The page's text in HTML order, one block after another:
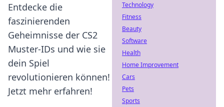
Entdecke die
faszinierenden
Geheimnisse der CS2
Muster-IDs und wie sie
dein Spiel
revolutionieren können!
Jetzt mehr erfahren!
Technology
Fitness
Beauty
Software
Health
Home Improvement
Cars
Pets
Sports